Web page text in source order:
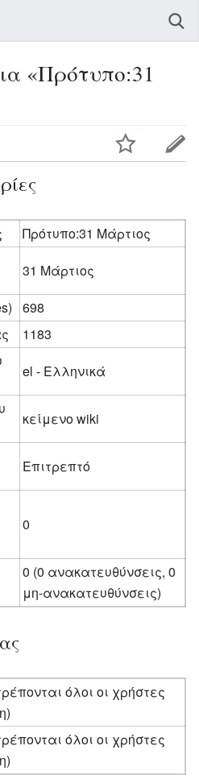
«Πρότυπο:31
Πρότυπο:31 Μάρτιος
31 Μάρτιος
698
1183
el - Ελληνικά
κείμενο wiki
Επιτρεπτό
0
0 (0 ανακατευθύνσεις, 0
μη-ανακατευθύνσεις)
όλοι οι χρήστες
όλοι οι χρήστες